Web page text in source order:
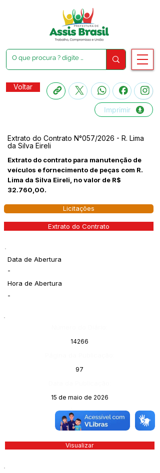
Voltar
Imprimir
Extrato do Contrato N°057/2026 - R. Lima
da Silva Eireli
Extrato do contrato para manutenção de
veículos e fornecimento de peças com R.
Lima da Silva Eireli, no valor de R$
32.760,00.
Licitações
Extrato do Contrato
Data de Abertura
-
Hora de Abertura
-
14266
97
15 de maio de 2026
Órgão:
Visualizar